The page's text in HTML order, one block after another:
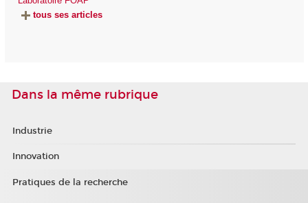
tous ses articles
Dans la même rubrique
Industrie
Innovation
Pratiques de la recherche